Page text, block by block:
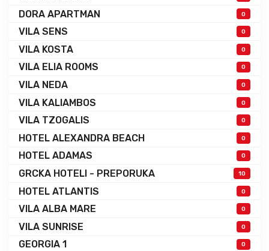
DORA APARTMAN 0
VILA SENS 0
VILA KOSTA 0
VILA ELIA ROOMS 0
VILA NEDA 0
VILA KALIAMBOS 0
VILA TZOGALIS 0
HOTEL ALEXANDRA BEACH 0
HOTEL ADAMAS 0
GRCKA HOTELI - PREPORUKA 10
HOTEL ATLANTIS 0
VILA ALBA MARE 0
VILA SUNRISE 0
GEORGIA 1 0